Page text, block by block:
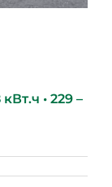
• 229 –